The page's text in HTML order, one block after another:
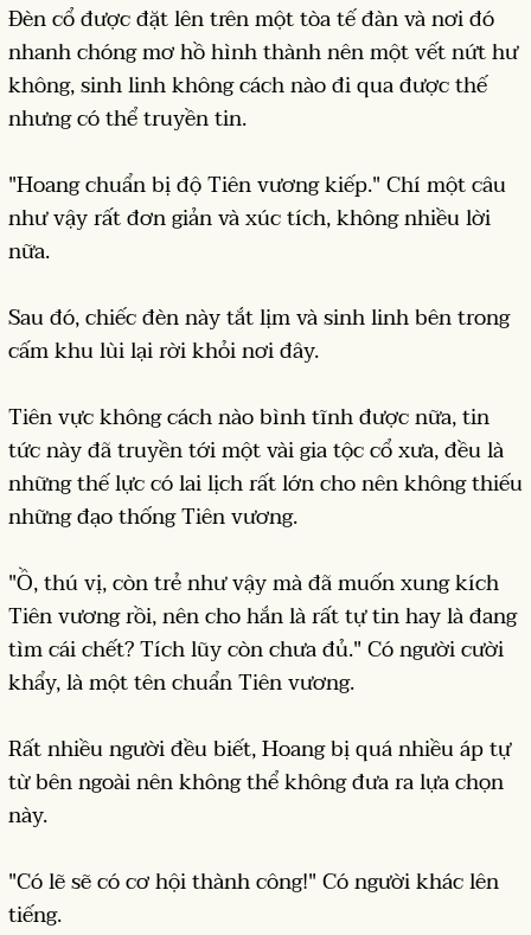
Đèn cổ được đặt lên trên một tòa tế đàn và nơi đó
nhanh chóng mơ hồ hình thành nên một vết nứt hư
không, sinh linh không cách nào đi qua được thế
nhưng có thể truyền tin.
"Hoang chuẩn bị độ Tiên vương kiếp." Chí một câu
như vậy rất đơn giản và xúc tích, không nhiều lời
nữa.
Sau đó, chiếc đèn này tắt lịm và sinh linh bên trong
cấm khu lùi lại rời khỏi nơi đây.
Tiên vực không cách nào bình tĩnh được nữa, tin
tức này đã truyền tới một vài gia tộc cổ xưa, đều là
những thế lực có lai lịch rất lớn cho nên không thiếu
những đạo thống Tiên vương.
"Ồ, thú vị, còn trẻ như vậy mà đã muốn xung kích
Tiên vương rồi, nên cho hắn là rất tự tin hay là đang
tìm cái chết? Tích lũy còn chưa đủ." Có người cười
khẩy, là một tên chuẩn Tiên vương.
Rất nhiều người đều biết, Hoang bị quá nhiều áp tự
từ bên ngoài nên không thể không đưa ra lựa chọn
này.
"Có lẽ sẽ có cơ hội thành công!" Có người khác lên
tiếng.